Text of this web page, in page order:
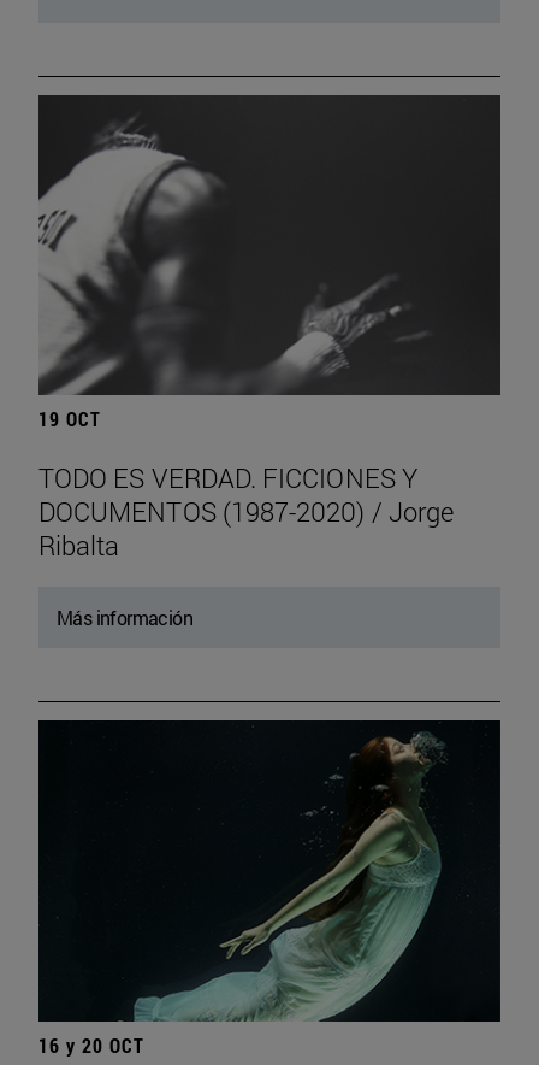
19 OCT
TODO ES VERDAD. FICCIONES Y
DOCUMENTOS (1987-2020) / Jorge
Ribalta
Más información
16 y 20 OCT